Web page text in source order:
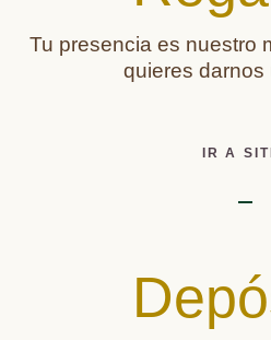
Tu presencia es nuestro
quieres darnos
IR A